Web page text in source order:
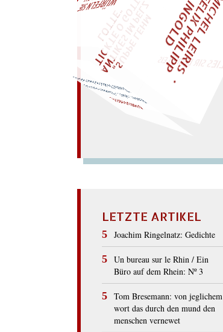
„
S
U
P
P
E
L
E
H
M
A
N
T
I
K
E
S
I
M
P
E
L
T
I
C
K
T
E
O
G
O
T
L
O
T
T
E
"
ANDANTE
Ente, ade! – Dante tanzt mit
Tante
Nada in den Anden.
M
I
C
H
E
L
L
E
I
R
I
S
・
F
E
L
I
X
P
H
I
L
I
P
P
I
N
G
O
L
D LIES SIR LEIRIS LEIS
LETZTE ARTIKEL
Joachim Ringelnatz: Gedichte
Un bureau sur le Rhin / Ein
Büro auf dem Rhein: Nº 3
Tom Bresemann: von jeglichem
wort das durch den mund den
menschen vernewet